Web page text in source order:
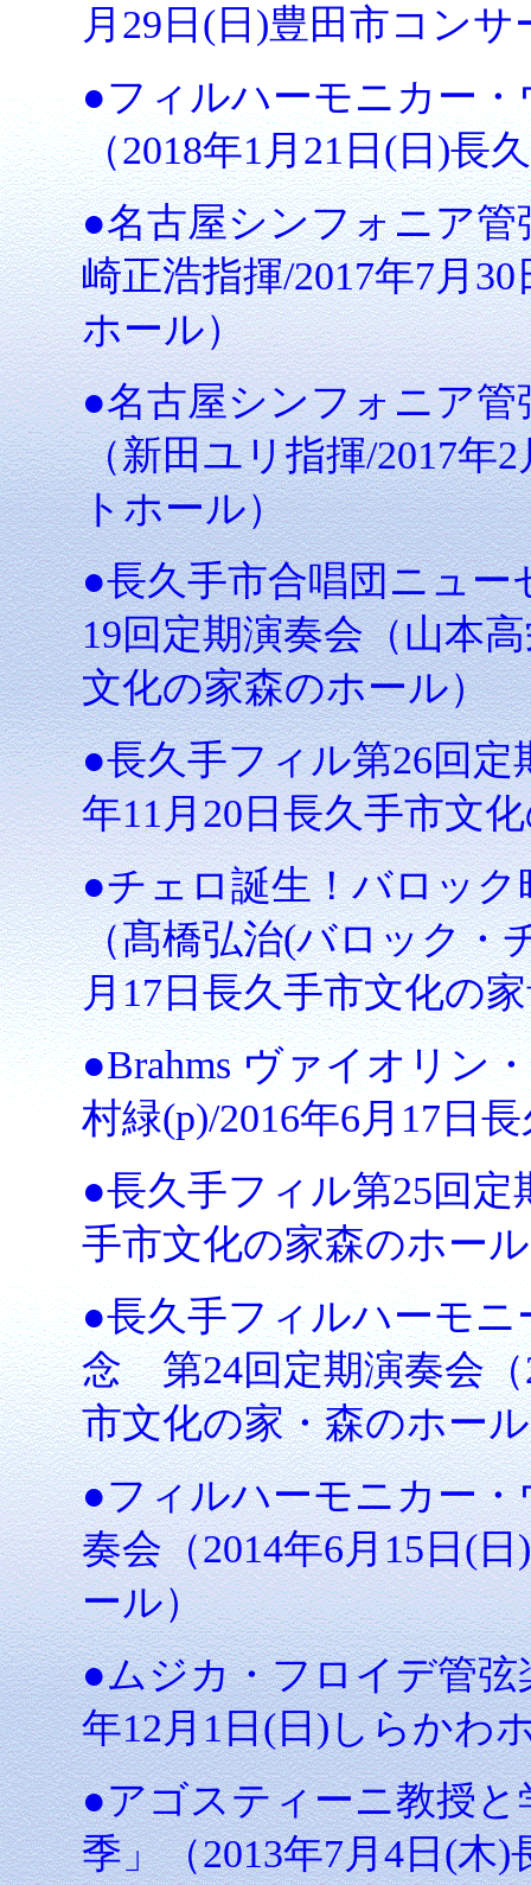
月29日(日)豊田市コン
●フィルハーモニカー・
（2018年1月21日(日)長
●名古屋シンフォニア管
崎正浩指揮/2017年7月
ホール）
●名古屋シンフォニア管
（新田ユリ指揮/2017年
トホール）
●長久手市合唱団ニュー
19回定期演奏会（山本
文化の家森のホール）
●長久手フィル第26回定
年11月20日長久手市文
●チェロ誕生！バロッ
（髙橋弘治(バロック・
月17日長久手市文化の
●Brahms ヴァイオリン
村緑(p)/2016年6月17日
●長久手フィル第25回定
手市文化の家森のホー
●長久手フィルハーモ
念 第24回定期演奏会（
市文化の家・森のホー
●フィルハーモニカー・
奏会（2014年6月15日(
ール）
●ムジカ・フロイデ管弦
年12月1日(日)しらかわ
●アゴスティーニ教授
季」（2013年7月4日(